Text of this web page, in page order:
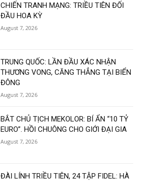
CHIẾN TRANH MẠNG: TRIỀU TIÊN ĐỐI
ĐẦU HOA KỲ
August 7, 2026
TRUNG QUỐC: LẦN ĐẦU XÁC NHẬN
THƯƠNG VONG, CĂNG THẲNG TẠI BIỂN
ĐÔNG
August 7, 2026
BẮT CHỦ TỊCH MEKOLOR: BÍ ẨN “10 TỶ
EURO”. HỒI CHUÔNG CHO GIỚI ĐẠI GIA
August 7, 2026
ĐÀI LÍNH TRIỀU TIÊN, 24 TẬP FIDEL: HÀ